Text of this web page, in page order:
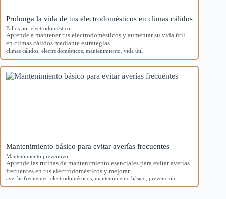
Prolonga la vida de tus electrodomésticos en climas cálidos
Fallos por electrodoméstico
Aprende a mantener tus electrodomésticos y aumentar su vida útil
en climas cálidos mediante estrategias…
climas cálidos electrodomésticos mantenimiento vida útil
Mantenimiento básico para evitar averías frecuentes
Mantenimiento preventivo
Aprende las rutinas de mantenimiento esenciales para evitar averías
frecuentes en tus electrodomésticos y mejorar…
averías frecuentes electrodomésticos mantenimiento básico prevención